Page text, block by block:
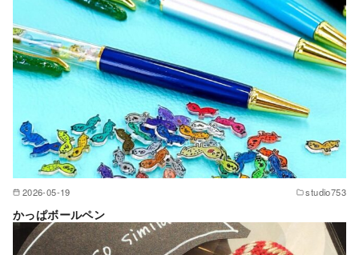
2026-05-19 studio753
かっぱボールペン